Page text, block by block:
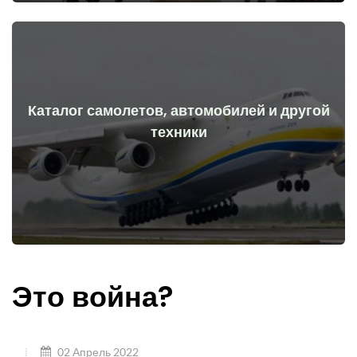
Каталог самолетов, автомобилей и другой
техники
Самолеты, машины, технические средства до и после
начала войны
Перейти
Это война?
02 Апрель 2022